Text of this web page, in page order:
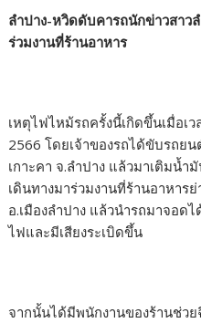
ลำปาง-หวิดดับคา​รถ​นักข่าวสาว
ร่วมงานที่ร้านอาหาร
เหตุไฟไหม้รถครั้งนี้เกิดขึ้นเมื่อเ
2566 โดยเจ้าของรถได้ขับรถยน
เกาะคา จ.ลำปาง แล้วมาเติมน้
เดินทางมาร่วมงานที่ร้านอาหา
อ.เมืองลำปาง แล้วนำรถมาจอ
ไฟและมีเสียงระเบิดขึ้น
จากนั้นได้มีพนักงานของร้านช่ว